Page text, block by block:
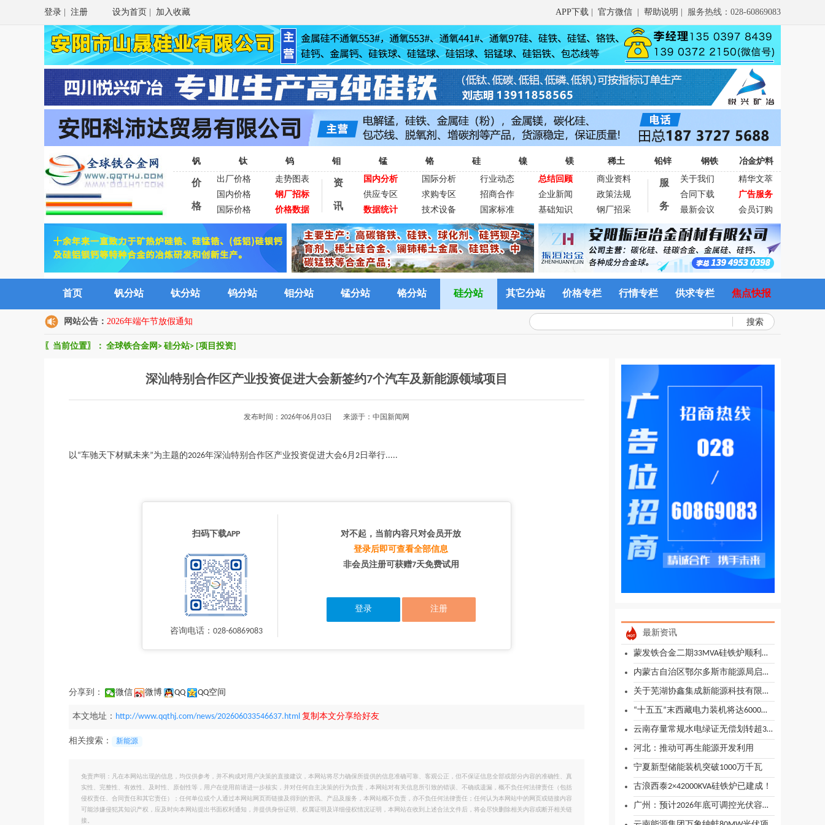
登录 注册 设为首页 加入收藏 APP下载 官方微信 帮助说明 | 服务热线：028-60869083
钒 钛 钨 钼 锰 铬 硅 镍 镁 稀土 铅锌 钢铁 冶金炉料
价
格
出厂价格
走势图表
国内价格
钢厂招标
国际价格
价格数据
资
讯
国内分析 国际分析 行业动态 总结回顾
商业资料
供应专区
求购专区 招商合作 企业新闻
政策法规
数据统计
技术设备 国家标准 基础知识 钢厂招采
服
务
关于我们
精华文萃
合同下载
广告服务
最新会议
会员订购
首页 钒分站 钛分站 钨分站 钼分站 锰分站 铬分站 硅分站 其它分站 价格专栏 行情专栏 供求专栏 焦点快报
网站公告： 2026年端午节放假通知 搜索
〖当前位置〗： 全球铁合金网 > 硅分站> [项目投资]
深汕特别合作区产业投资促进大会新签约7个汽车及新能源领域项目
发布时间：2026年06月03日 来源于：中国新闻网
以“车驰天下材赋未来”为主题的2026年深汕特别合作区产业投资促进大会6月2日举行.....
扫码下载APP
咨询电话：028-60869083
对不起，当前内容只对会员开放
登录后即可查看全部信息
非会员注册可获赠7天免费试用
登录 注册
分享到： 微信 微博 QQ QQ空间
本文地址： http://www.qqthj.com/news/202606033546637.html 复制本文分享给好友
相关搜索： 新能源
免责声明：凡在本网站出现的信息，均仅供参考，并不构成对用户决策的直接建议，本网站将尽力确保所提供的信息准确可靠、客观公正，但不保证信息全部或部分内容的准确性、真
实性、完整性、有效性、及时性、原创性等，用户在使用前请进一步核实，并对任何自主决策的行为负责，本网站对有关信息所引致的错误、不确或遗漏，概不负任何法律责任（包括
侵权责任、合同责任和其它责任）；任何单位或个人通过本网站网页而链接及得到的资讯、产品及服务，本网站概不负责，亦不负任何法律责任；任何认为本网站中的网页或链接内容
可能涉嫌侵犯其知识产权，应及时向本网站提出书面权利通知，并提供身份证明、权属证明及详细侵权情况证明，本网站在收到上述合法文件后，将会尽快删除相关内容或断开相关链
接。
最新资讯
蒙发铁合金二期33MVA硅铁炉顺利点火投产
内蒙古自治区鄂尔多斯市能源局启动2026年光伏治沙项目竞争性配置
关于芜湖协鑫集成新能源科技有限公司芜湖2GW GPC量产技改项目环境影响报告书审批意见的函
“十五五”末西藏电力装机将达6000万千瓦
云南存量常规水电绿证无偿划转超3亿张
河北：推动可再生能源开发利用
宁夏新型储能装机突破1000万千瓦
古浪西泰2×42000KVA硅铁炉已建成！
广州：预计2026年底可调控光伏容量突破200兆瓦